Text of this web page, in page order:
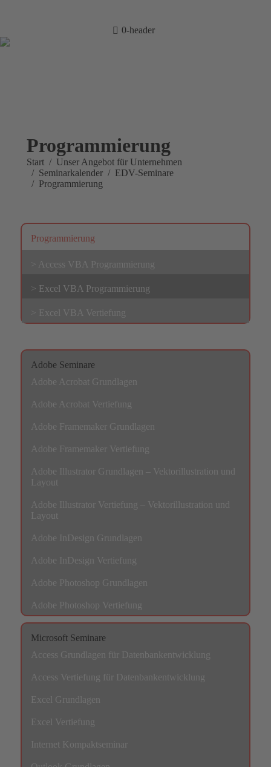
0-header
Programmierung
Sie befinden sich hier:
Start
Unser Angebot für Unternehmen
Seminarkalender
EDV-Seminare
Programmierung
Programmierung
> Access VBA Programmierung
> Excel VBA Programmierung
> Excel VBA Vertiefung
Adobe Seminare
Adobe Acrobat Grundlagen
Adobe Acrobat Vertiefung
Adobe Framemaker Grundlagen
Adobe Framemaker Vertiefung
Adobe Illustrator Grundlagen – Vektorillustration und
Layout
Adobe Illustrator Vertiefung – Vektorillustration und
Layout
Adobe InDesign Grundlagen
Adobe InDesign Vertiefung
Adobe Photoshop Grundlagen
Adobe Photoshop Vertiefung
Microsoft Seminare
Access Grundlagen für Datenbankentwicklung
Access Vertiefung für Datenbankentwicklung
Excel Grundlagen
Excel Vertiefung
Internet Kompaktseminar